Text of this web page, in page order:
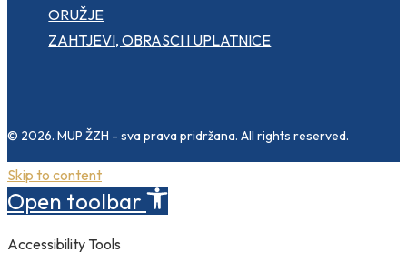
ORUŽJE
ZAHTJEVI, OBRASCI I UPLATNICE
© 2026. MUP ŽZH - sva prava pridržana. All rights reserved.
Skip to content
Open toolbar
Accessibility Tools